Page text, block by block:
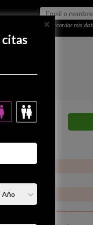
Recordar mis
×